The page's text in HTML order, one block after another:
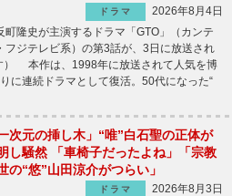
ドラマ
2026年8月4日
隆史が主演するドラマ「GTO」（カンテ
フジテレビ系）の第3話が、3日に放送され
） 本作は、1998年に放送されて人気を博
に連続ドラマとして復活。50代になった“
一次元の挿し木」“唯”白石聖の正体が
し騒然 「車椅子だったよね」「宗教
の“悠”山田涼介がつらい」
ドラマ
2026年8月3日